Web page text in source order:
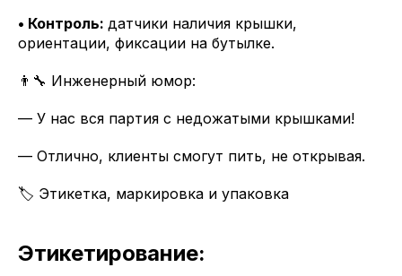
• Контроль: датчики наличия крышки,
ориентации, фиксации на бутылке.
👨🔧 Инженерный юмор:
— У нас вся партия с недожатыми крышками!
— Отлично, клиенты смогут пить, не открывая.
🏷 Этикетка, маркировка и упаковка
Этикетирование: